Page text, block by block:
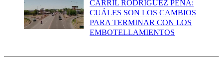
CARRIL RODRÍGUEZ PEÑA:
CUÁLES SON LOS CAMBIOS
PARA TERMINAR CON LOS
EMBOTELLAMIENTOS